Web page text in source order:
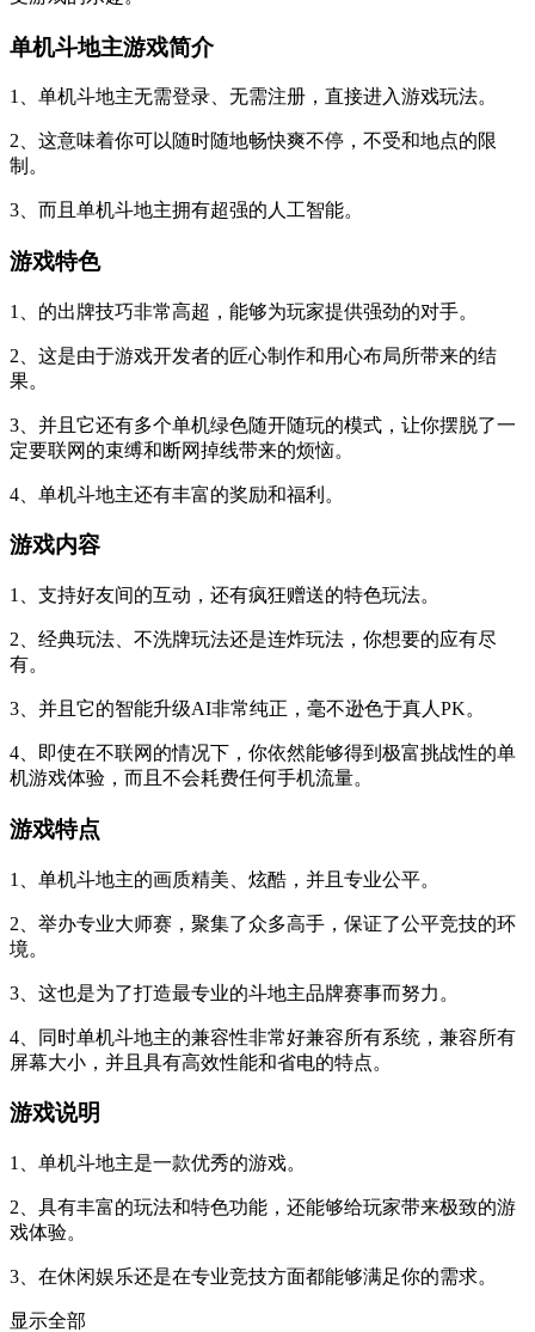
单机斗地主游戏简介
1、单机斗地主无需登录、无需注册，直接进入游戏玩法。
2、这意味着你可以随时随地畅快爽不停，不受和地点的限
制。
3、而且单机斗地主拥有超强的人工智能。
游戏特色
1、的出牌技巧非常高超，能够为玩家提供强劲的对手。
2、这是由于游戏开发者的匠心制作和用心布局所带来的结
果。
3、并且它还有多个单机绿色随开随玩的模式，让你摆脱了一
定要联网的束缚和断网掉线带来的烦恼。
4、单机斗地主还有丰富的奖励和福利。
游戏内容
1、支持好友间的互动，还有疯狂赠送的特色玩法。
2、经典玩法、不洗牌玩法还是连炸玩法，你想要的应有尽
有。
3、并且它的智能升级AI非常纯正，毫不逊色于真人PK。
4、即使在不联网的情况下，你依然能够得到极富挑战性的单
机游戏体验，而且不会耗费任何手机流量。
游戏特点
1、单机斗地主的画质精美、炫酷，并且专业公平。
2、举办专业大师赛，聚集了众多高手，保证了公平竞技的环
境。
3、这也是为了打造最专业的斗地主品牌赛事而努力。
4、同时单机斗地主的兼容性非常好兼容所有系统，兼容所有
屏幕大小，并且具有高效性能和省电的特点。
游戏说明
1、单机斗地主是一款优秀的游戏。
2、具有丰富的玩法和特色功能，还能够给玩家带来极致的游
戏体验。
3、在休闲娱乐还是在专业竞技方面都能够满足你的需求。
显示全部